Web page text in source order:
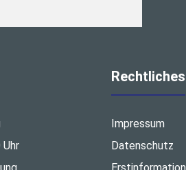
Uhr
Rechtliches
Impressum
Datenschutz